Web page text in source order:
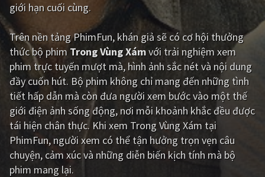
Âu - Mỹ Trung Quốc - Hồng Kông
Hàn Quốc Nhật Bản
Ấn Độ Việt Nam
Tổng hợp
CẬP NHẬT
PHIM MỚI
PHIM BỘ
giới hạn cuối cùng.
Trên nền tảngPhimFun, khán giả sẽ có cơ hội thưởng
thức bộ phim Trong Vùng Xámvới trải nghiệm xem
phim trực tuyến mượt mà, hình ảnh sắc nét và nội dung
đầy cuốn hút. Bộ phim không chỉ mang đến những tình
tiết hấp dẫn mà còn đưa người xem bước vào một thế
giới điện ảnh sống động, nơi mỗi khoảnh khắc đều được
tái hiện chân thực. Khi xem Trong Vùng Xám tại
PhimFun, người xem có thể tận hưởng trọn vẹn câu
chuyện, cảm xúc và những diễn biến kịch tính mà bộ
phim mang lại.